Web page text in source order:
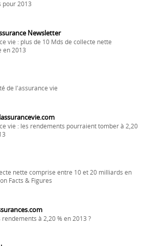
pour 2013
Newsletter
vie : plus de 10 Mds de collecte nette
en 2013
de l'assurance vie
vie : les rendements pourraient tomber à 2,20
nette comprise entre 10 et 20 milliards en
Facts & Figures
rendements à 2,20 % en 2013 ?